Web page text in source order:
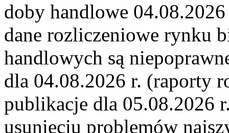
doby handlowe
dane rozliczeniowe rynku
handlowych są
dla 04.08.2026 r. (raporty
publikacje dla 05.08.2026
usunięciu problemów